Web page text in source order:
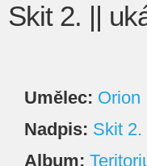
Skit 2. ||
Umělec: Orion
Nadpis: Skit
Album: